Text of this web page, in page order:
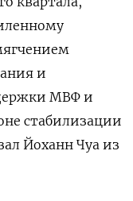
и
МВФ и
стабилизации
Йоханн Чуа из